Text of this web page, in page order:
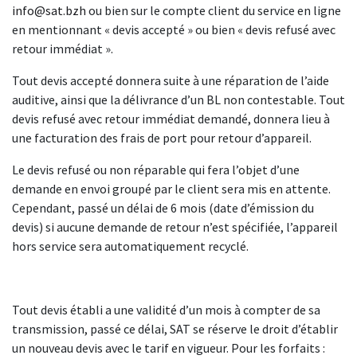
info@sat.bzh ou bien sur le compte client du service en ligne
en mentionnant « devis accepté » ou bien « devis refusé avec
retour immédiat ».
Tout devis accepté donnera suite à une réparation de l’aide
auditive, ainsi que la délivrance d’un BL non contestable. Tout
devis refusé avec retour immédiat demandé, donnera lieu à
une facturation des frais de port pour retour d’appareil.
Le devis refusé ou non réparable qui fera l’objet d’une
demande en envoi groupé par le client sera mis en attente.
Cependant, passé un délai de 6 mois (date d’émission du
devis) si aucune demande de retour n’est spécifiée, l’appareil
hors service sera automatiquement recyclé.
Tout devis établi a une validité d’un mois à compter de sa
transmission, passé ce délai, SAT se réserve le droit d’établir
un nouveau devis avec le tarif en vigueur. Pour les forfaits :